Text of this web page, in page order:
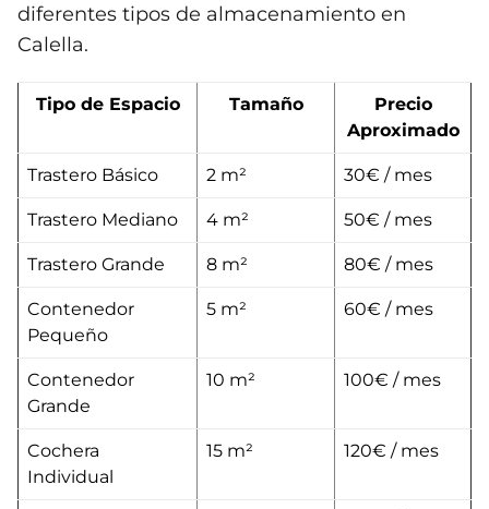
diferentes tipos de almacenamiento en
Calella.
Tipo de Espacio Tamaño
Precio
Aproximado
Trastero Básico 2 m² 30€ / mes
Trastero Mediano 4 m² 50€ / mes
Trastero Grande 8 m² 80€ / mes
Contenedor
Pequeño
5 m² 60€ / mes
Contenedor
Grande
10 m² 100€ / mes
Cochera
Individual
15 m² 120€ / mes